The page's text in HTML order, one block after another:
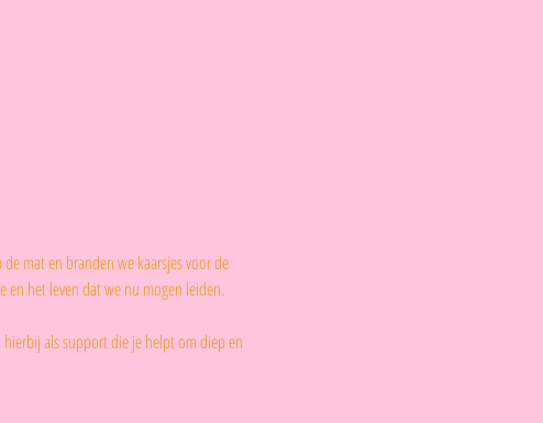
mat en branden we kaarsjes voor de
en het leven dat we nu mogen leiden.
als support die je helpt om diep en